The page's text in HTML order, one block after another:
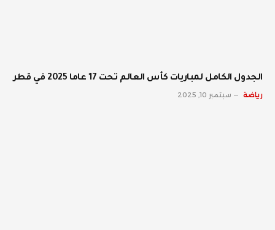
الجدول الكامل لمباريات كأس العالم تحت 17 عاما 2025 في قطر
رياضة سبتمبر 10, 2025